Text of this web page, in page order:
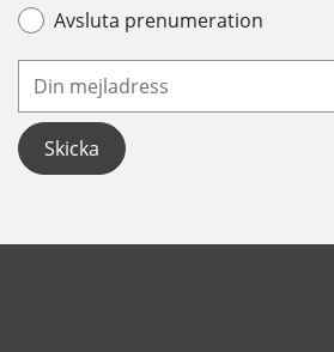
Avsluta prenumeration
Din e-postadress